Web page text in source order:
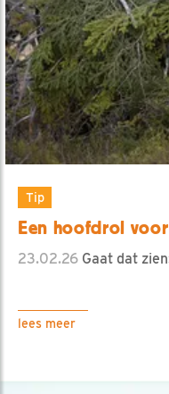
Tip
Een hoofdrol
23.02.26 Gaat dat
lees meer